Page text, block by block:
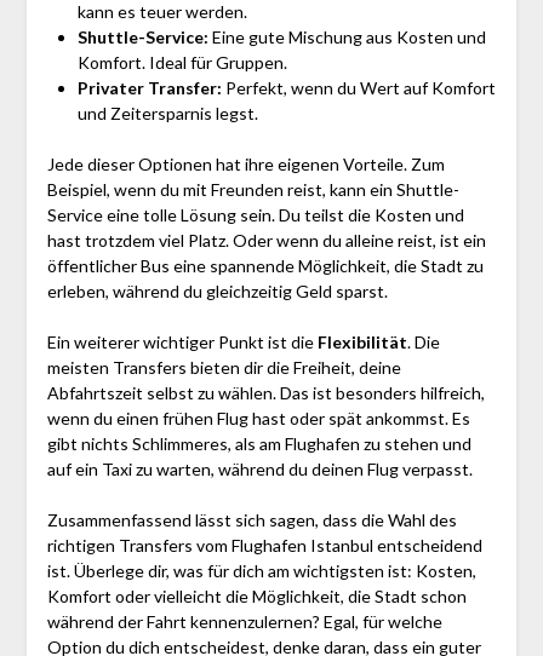
kann es teuer werden.
Shuttle-Service: Eine gute Mischung aus Kosten und
Komfort. Ideal für Gruppen.
Privater Transfer: Perfekt, wenn du Wert auf Komfort
und Zeitersparnis legst.
Jede dieser Optionen hat ihre eigenen Vorteile. Zum
Beispiel, wenn du mit Freunden reist, kann ein Shuttle-
Service eine tolle Lösung sein. Du teilst die Kosten und
hast trotzdem viel Platz. Oder wenn du alleine reist, ist ein
öffentlicher Bus eine spannende Möglichkeit, die Stadt zu
erleben, während du gleichzeitig Geld sparst.
Ein weiterer wichtiger Punkt ist die Flexibilität. Die
meisten Transfers bieten dir die Freiheit, deine
Abfahrtszeit selbst zu wählen. Das ist besonders hilfreich,
wenn du einen frühen Flug hast oder spät ankommst. Es
gibt nichts Schlimmeres, als am Flughafen zu stehen und
auf ein Taxi zu warten, während du deinen Flug verpasst.
Zusammenfassend lässt sich sagen, dass die Wahl des
richtigen Transfers vom Flughafen Istanbul entscheidend
ist. Überlege dir, was für dich am wichtigsten ist: Kosten,
Komfort oder vielleicht die Möglichkeit, die Stadt schon
während der Fahrt kennenzulernen? Egal, für welche
Option du dich entscheidest, denke daran, dass ein guter